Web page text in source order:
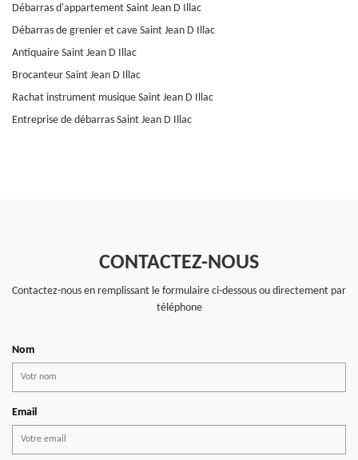
Débarras d'appartement Saint Jean D Illac
Débarras de grenier et cave Saint Jean D Illac
Antiquaire Saint Jean D Illac
Brocanteur Saint Jean D Illac
Rachat instrument musique Saint Jean D Illac
Entreprise de débarras Saint Jean D Illac
CONTACTEZ-NOUS
Contactez-nous en remplissant le formulaire ci-dessous ou directement par
téléphone
Nom
Email